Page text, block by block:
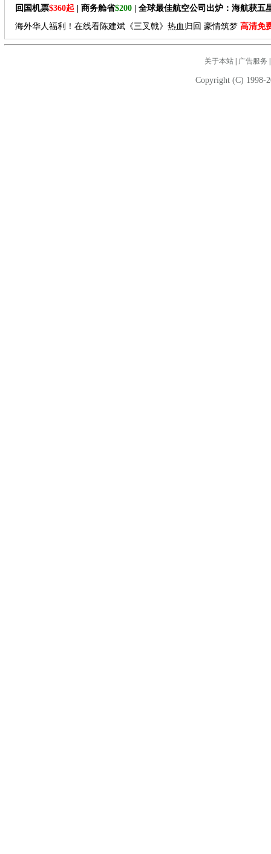
回国机票$360起 | 商务舱省$200 | 全球最佳航空公司出炉：海航获五
海外华人福利！在线看陈建斌《三叉戟》热血归回 豪情筑梦 高清免
关于本站| 广告服务
Copyright (C) 1998-